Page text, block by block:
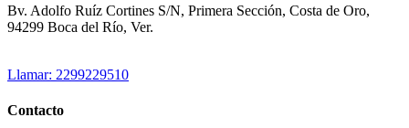
Bv. Adolfo Ruíz Cortines S/N, Primera Sección, Costa de Oro,
94299 Boca del Río, Ver.
Llamar: 2299229510
Contacto